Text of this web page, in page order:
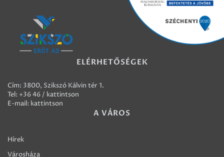
ELÉRHETŐSÉGEK
Cím: 3800, Szikszó Kálvin tér 1.
Tel: +36 46 / kattintson
E-mail: kattintson
A VÁROS
Hírek
Városháza